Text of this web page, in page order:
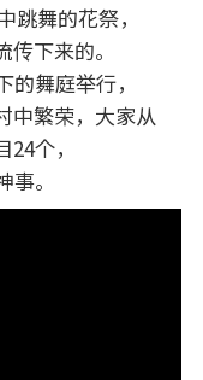
舞的花祭，
下来的。
舞庭举行，
中繁荣，大家从
个，
。